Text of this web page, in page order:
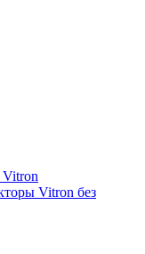
Vitron без